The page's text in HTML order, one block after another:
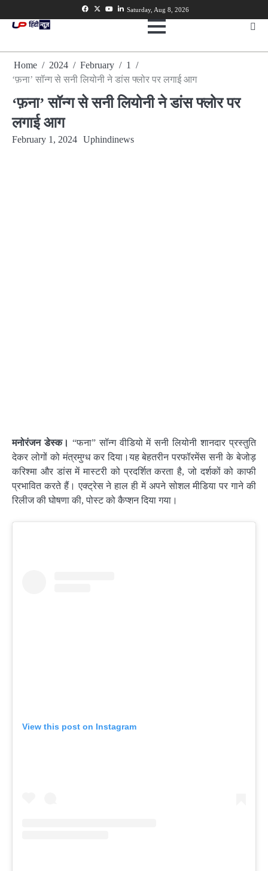
to
Facebook
TwitterYoutubeLinkedin
Saturday, Aug 8, 2026
Home 2024 February
1
‘फ़ना’ सॉन्ग से सनी लियोनी ने डांस फ्लोर पर लगाई आग
‘फ़ना’ सॉन्ग से सनी लियोनी ने डांस फ्लोर पर
लगाई आग
February 1, 2024 Uphindinews
मनोरंजन डेस्क। “फना” सॉन्ग वीडियो में सनी लियोनी शानदार प्रस्तुति
देकर लोगों को मंत्रमुग्ध कर दिया।यह बेहतरीन परफॉरमेंस सनी के बेजोड़
करिश्मा और डांस में मास्टरी को प्रदर्शित करता है, जो दर्शकों को काफी
प्रभावित करते हैं। एक्ट्रेस ने हाल ही में अपने सोशल मीडिया पर गाने की
रिलीज की घोषणा की, पोस्ट को कैप्शन दिया गया।
View this post on Instagram